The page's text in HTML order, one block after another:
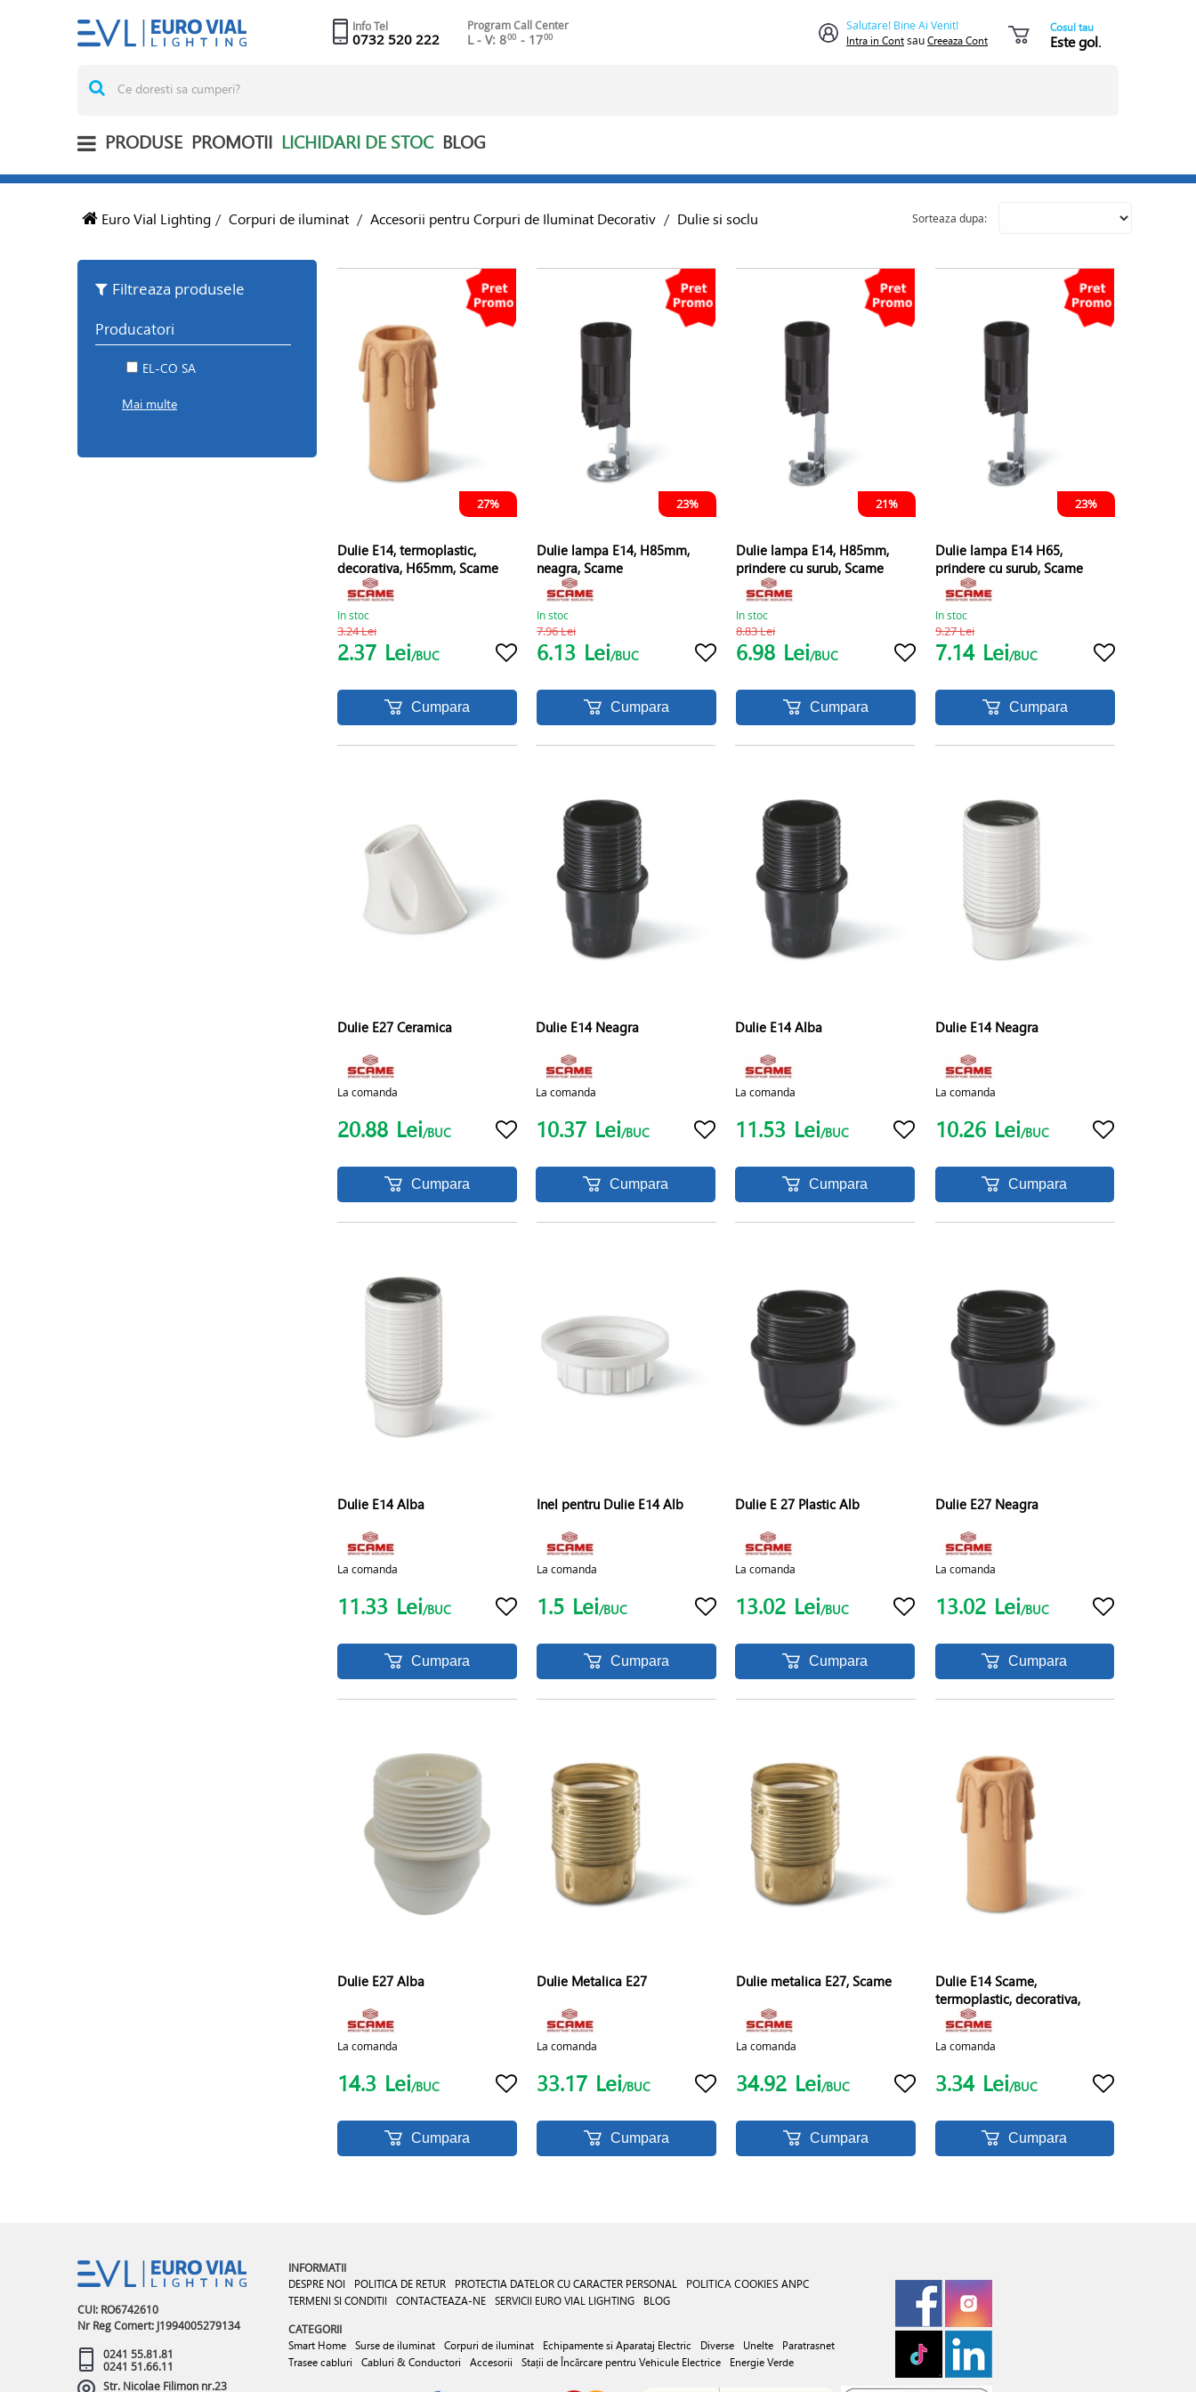
Info Tel
0732 520 222
Program Call Center
L - V: 800 - 1700
Salutare! Bine Ai Venit!
Intra in ContsauCreeaza Cont
Cosul tau
Este gol.
PRODUSE PROMOTII LICHIDARI DE STOC BLOG
Euro Vial Lighting / Corpuri de iluminat / Accesorii pentru Corpuri de Iluminat Decorativ / Dulie si soclu Sorteaza dupa:
Filtreaza produsele
Producatori
EL-CO SA
Mai multe
27%
Dulie E14, termoplastic,
decorativa, H65mm, Scame
In stoc
3.24 Lei
2.37 Lei/BUC
Cumpara
23%
Dulie lampa E14, H85mm,
neagra, Scame
In stoc
7.96 Lei
6.13 Lei/BUC
Cumpara
21%
Dulie lampa E14, H85mm,
prindere cu surub, Scame
In stoc
8.83 Lei
6.98 Lei/BUC
Cumpara
23%
Dulie lampa E14 H65,
prindere cu surub, Scame
In stoc
9.27 Lei
7.14 Lei/BUC
Cumpara
Dulie E27 Ceramica
La comanda
20.88 Lei/BUC
Cumpara
Dulie E14 Neagra
La comanda
10.37 Lei/BUC
Cumpara
Dulie E14 Alba
La comanda
11.53 Lei/BUC
Cumpara
Dulie E14 Neagra
La comanda
10.26 Lei/BUC
Cumpara
Dulie E14 Alba
La comanda
11.33 Lei/BUC
Cumpara
Inel pentru Dulie E14 Alb
La comanda
1.5 Lei/BUC
Cumpara
Dulie E 27 Plastic Alb
La comanda
13.02 Lei/BUC
Cumpara
Dulie E27 Neagra
La comanda
13.02 Lei/BUC
Cumpara
Dulie E27 Alba
La comanda
14.3 Lei/BUC
Cumpara
Dulie Metalica E27
La comanda
33.17 Lei/BUC
Cumpara
Dulie metalica E27, Scame
La comanda
34.92 Lei/BUC
Cumpara
Dulie E14 Scame,
termoplastic, decorativa,
H85mm
La comanda
3.34 Lei/BUC
Cumpara
CUI: RO6742610
Nr Reg Comert: J1994005279134
0241 55.81.81
0241 51.66.11
Str. Nicolae Filimon nr.23
INFORMATII
DESPRE NOI POLITICA DE RETUR PROTECTIA DATELOR CU CARACTER PERSONAL POLITICA COOKIES ANPC
TERMENI SI CONDITII
CONTACTEAZA-NE SERVICII EURO VIAL LIGHTING BLOG
CATEGORII
Smart Home Surse de iluminat Corpuri de iluminat Echipamente si Aparataj Electric Diverse Unelte
Paratrasnet
Trasee cabluri
Cabluri & Conductori Accesorii Stații de Încărcare pentru Vehicule Electrice Energie Verde